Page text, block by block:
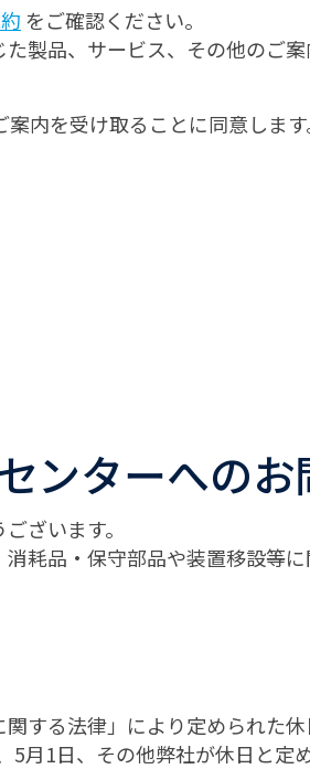
をご確認ください。
製品、サービス、その他のご
内を受け取ることに同意します
ンターへの
ざいます。
耗品・保守部品や装置移設等
する法律」により定められた
、その他弊社が休日と定め